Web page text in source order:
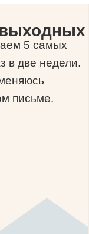
5 самых
в две недели.
письме.